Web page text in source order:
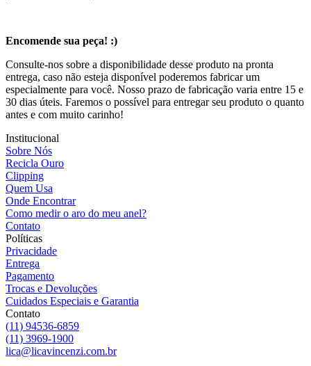
Encomende sua peça! :)
Consulte-nos sobre a disponibilidade desse produto na pronta
entrega, caso não esteja disponível poderemos fabricar um
especialmente para você. Nosso prazo de fabricação varia entre 15 e
30 dias úteis. Faremos o possível para entregar seu produto o quanto
antes e com muito carinho!
Institucional
Sobre Nós
Recicla Ouro
Clipping
Quem Usa
Onde Encontrar
Como medir o aro do meu anel?
Contato
Políticas
Privacidade
Entrega
Pagamento
Trocas e Devoluções
Cuidados Especiais e Garantia
Contato
(11) 94536-6859
(11) 3969-1900
lica@licavincenzi.com.br